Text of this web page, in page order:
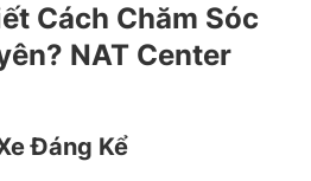
Cách Chăm Sóc
NAT Center
Đáng Kể